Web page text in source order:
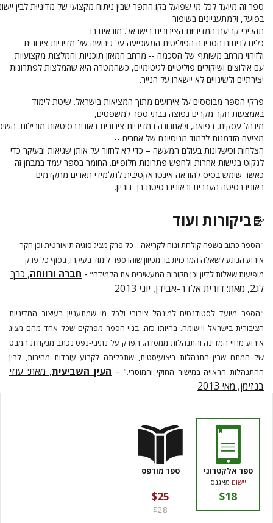
ספר זה מיועד לכל מי שפועל בקו התפר שבין ניתוח מקצועי של מדיניוּת לבין יישומה
בפועל, ולמתעניינים בשיפור
תהליכי קביעת המדיניוּת הציבורית בישראל. מובאים בו
כלים לניתוח הסביבה הפוליטית המשפיעה על גיבושה של מדיניוּת ציבורית
ולזיהוי מרחב משותף של הסכמה -- מרחב המאזן תוכניות והמלצות מקצועיות
עם אילוצים ושיקולים פוליטיים לגיטימיים, כשהמטרה היא שהמלצות לפתרונות
יצירתיים ולשינויים לא יישארו על הנייר.
פרקי הספר מבוססים על אירועים מתוך המציאות בישראל. שיטת לימוד
באמצעות חקר מקרים נפוצה בבתי ספר למשפטים,
מינהל עסקים, רפואה, ולאחרונה במדיניוּת ציבורית באוניברסיטאות מובילות. השיטה
מציעה הזדמנות ללמוד מניסיונם של אחרים --
הצלחות וכישלונות בעולם המעשה – כדי לא לחזור על אותן שגיאות ובעיקר כדי
לנקוט בגישות אחרות ולחפש פתרונות חלופיים. החומר בספר עמד במבחן זה
כאשר שימש בסיס להוראה אינטראקטיבית לתלמידי תארים מתקדמים
באוניברסיטה העברית ובאוניברסיטת בן- גוריון.
ביקורות ועוד
"הספר כתוב בשפה קולחת ונוח לקריאה... כל פרק מציג סוגיה תיאורטית וכן חקר
אירוע הנוגע לשאלה המרכזית בו. מכיוון שזהו ספר לימוד בעיקרו, בסוף כל פרק
מופיעות שאלות לדיון וכן מקורות המעשירים את הלמידה"- חברה ורווחה,כרך
"הספר מיועד לסטודנטים למינהל ציבורי ולכל מי שמתעניין בעיצוב המדיניות
הציבורית בישראל ויישומה. בהיותו כזה, בנוי הספר מפרקים שכל אחד מהם מציג
אירוע מחיי המדינה והתנהלות ממסדה. הפרק על נתיבי-נפט נכתב מנקודת המבט
של המתח שבין התנהלות ביצועיסטית, שתכליתה לקבוע עובדות מהירות, לבין
ההתנהלות הראויה במישור החוקי והמוסרי."- העין השביעית, מאת: עוזי
בנזימן, מאי 2013
ספר אלקטרוני
יישוםמאגנס
$18
ספר מודפס
$25
$28